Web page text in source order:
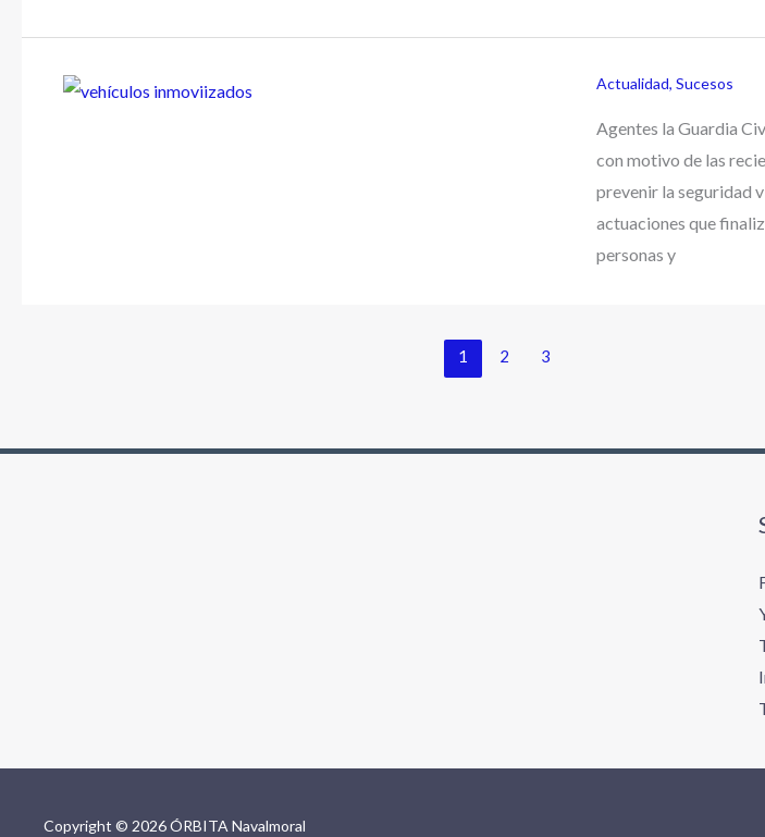
Actualidad, Sucesos
Agentes la Guardia
con motivo de las
prevenir la seguridad
actuaciones que
personas y
1 2 3
Copyright © 2026 ÓRBITA Navalmoral